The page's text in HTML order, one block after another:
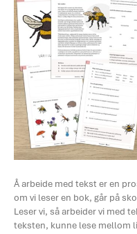
Å arbeide med tekst er en
om vi leser en bok, går på
Leser vi, så arbeider vi med
teksten, kunne lese mellom